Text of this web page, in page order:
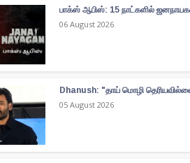
பாக்ஸ் ஆபிஸ்: 15 நாட்களில்
06 August 2026
Dhanush: "தாய் மொழி
05 August 2026